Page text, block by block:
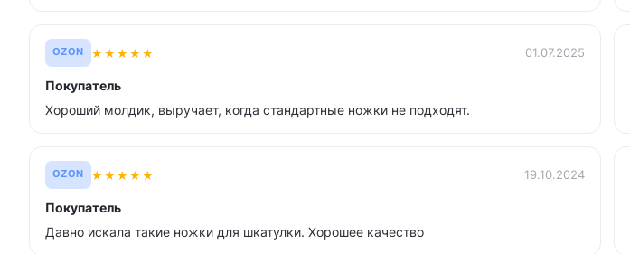
OZON ★★★★★ 01.07.2025
Покупатель
Хороший молдик, выручает, когда стандартные ножки не подходят.
OZON ★★★★★ 19.10.2024
Покупатель
Давно искала такие ножки для шкатулки. Хорошее качество